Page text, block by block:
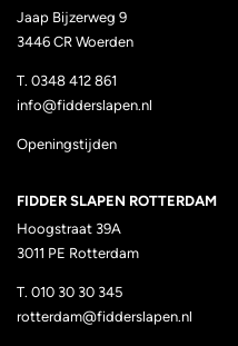
Jaap Bijzerweg 9
3446 CR Woerden
T. 0348 412 861
info@fidderslapen.nl
Openingstijden
FIDDER SLAPEN ROTTERDAM
Hoogstraat 39A
3011 PE Rotterdam
T. 010 30 30 345
rotterdam@fidderslapen.nl